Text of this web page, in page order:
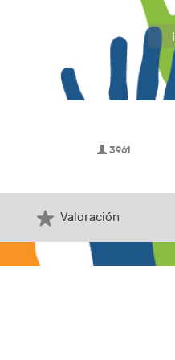
3961
Valoración